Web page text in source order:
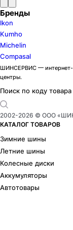
Бренды
Ikon
Kumho
Michelin
Compasal
ШИНСЕРВИС — интернет-
центры.
Поиск по коду товара
2002-2026 © ООО
КАТАЛОГ ТОВАРОВ
Зимние шины
Летние шины
Колесные диски
Аккумуляторы
Автотовары